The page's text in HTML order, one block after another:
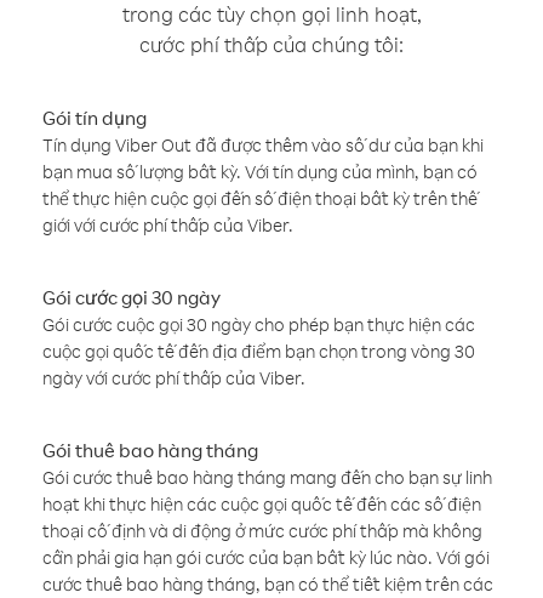
trong các tùy chọn gọi linh hoạt,
cước phí thấp của chúng tôi:
Gói tín dụng
Tín dụng Viber Out đã được thêm vào số dư của bạn khi
bạn mua số lượng bất kỳ. Với tín dụng của mình, bạn có
thể thực hiện cuộc gọi đến số điện thoại bất kỳ trên thế
giới với cước phí thấp của Viber.
Gói cước gọi 30 ngày
Gói cước cuộc gọi 30 ngày cho phép bạn thực hiện các
cuộc gọi quốc tế đến địa điểm bạn chọn trong vòng 30
ngày với cước phí thấp của Viber.
Gói thuê bao hàng tháng
Gói cước thuê bao hàng tháng mang đến cho bạn sự linh
hoạt khi thực hiện các cuộc gọi quốc tế đến các số điện
thoại cố định và di động ở mức cước phí thấp mà không
cần phải gia hạn gói cước của bạn bất kỳ lúc nào. Với gói
cước thuê bao hàng tháng, bạn có thể tiết kiệm trên các